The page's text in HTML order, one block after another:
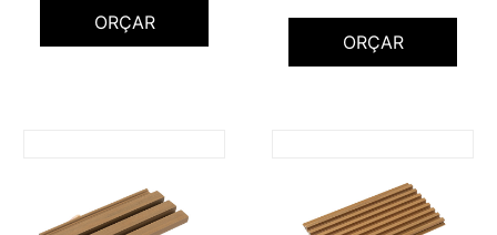
ORÇAR
ORÇAR